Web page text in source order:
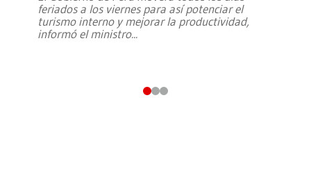
feriados a los viernes para así potenciar el
turismo interno y mejorar la productividad,
informó el ministro...